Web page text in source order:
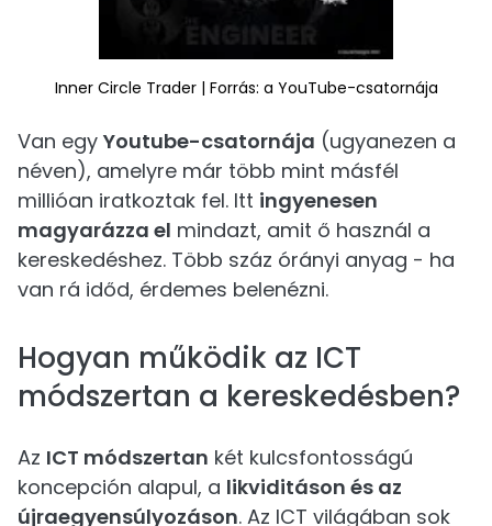
Inner Circle Trader | Forrás: a YouTube-csatornája
Van egy Youtube-csatornája (ugyanezen a
néven), amelyre már több mint másfél
millióan iratkoztak fel. Itt ingyenesen
magyarázza el mindazt, amit ő használ a
kereskedéshez. Több száz órányi anyag - ha
van rá időd, érdemes belenézni.
Hogyan működik az ICT
módszertan a kereskedésben?
Az ICT módszertan két kulcsfontosságú
koncepción alapul, a likviditáson és az
újraegyensúlyozáson. Az ICT világában sok